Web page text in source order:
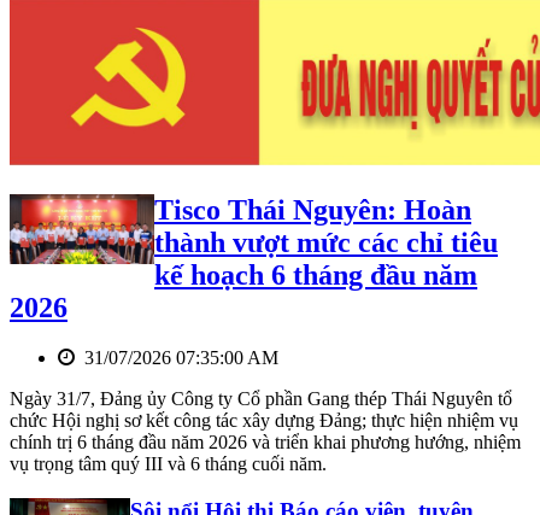
Tisco Thái Nguyên: Hoàn
thành vượt mức các chỉ tiêu
kế hoạch 6 tháng đầu năm
2026
31/07/2026 07:35:00 AM
Ngày 31/7, Đảng ủy Công ty Cổ phần Gang thép Thái Nguyên tổ
chức Hội nghị sơ kết công tác xây dựng Đảng; thực hiện nhiệm vụ
chính trị 6 tháng đầu năm 2026 và triển khai phương hướng, nhiệm
vụ trọng tâm quý III và 6 tháng cuối năm.